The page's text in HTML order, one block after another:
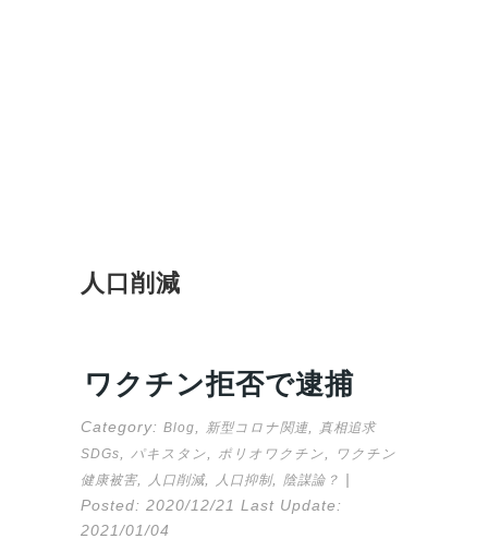
人口削減
ワクチン拒否で逮捕
Category: Blog 新型コロナ関連
真相追求
SDGs
パキスタン ポリオワクチン
ワクチン
健康被害, 人口削減, 人口抑制, 陰謀論？ |
Posted: 2020/12/21 Last Update:
2021/01/04